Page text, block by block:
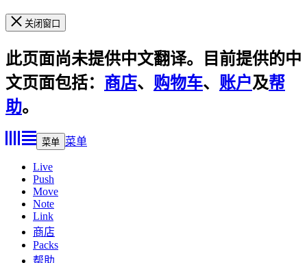
关闭窗口
此页面尚未提供中文翻译。目前提供的中
文页面包括： 商店、 购物车、 账户及帮
助。
菜单 菜单
Live
Push
Move
Note
Link
商店
Packs
帮助